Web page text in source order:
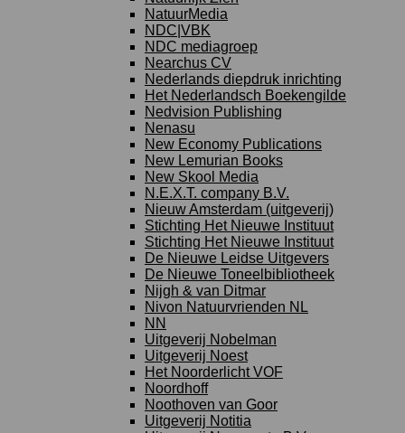
NatuurMedia
NDC|VBK
NDC mediagroep
Nearchus CV
Nederlands diepdruk inrichting
Het Nederlandsch Boekengilde
Nedvision Publishing
Nenasu
New Economy Publications
New Lemurian Books
New Skool Media
N.E.X.T. company B.V.
Nieuw Amsterdam (uitgeverij)
Stichting Het Nieuwe Instituut
Stichting Het Nieuwe Instituut
De Nieuwe Leidse Uitgevers
De Nieuwe Toneelbibliotheek
Nijgh & van Ditmar
Nivon Natuurvrienden NL
NN
Uitgeverij Nobelman
Uitgeverij Noest
Het Noorderlicht VOF
Noordhoff
Noothoven van Goor
Uitgeverij Notitia